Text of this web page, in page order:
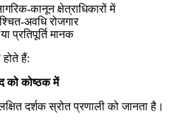
कानून क्षेत्राधिकारों में
अवधि रोजगार
प्रतिपूर्ति मानक
हैं:
को कोष्ठक में
दर्शक स्रोत प्रणाली को जानता है।